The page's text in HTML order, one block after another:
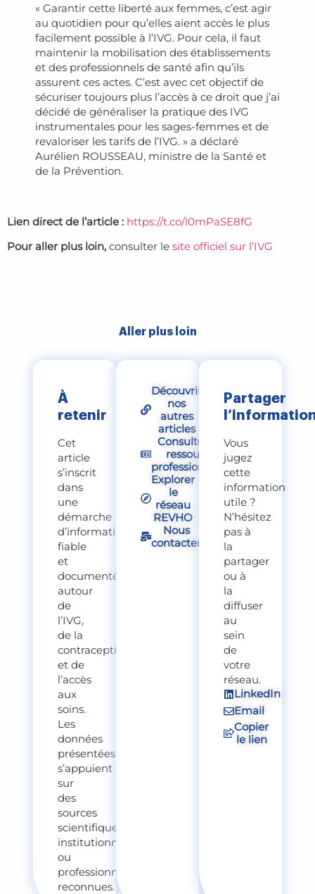
« Garantir cette liberté aux femmes, c’est agir
au quotidien pour qu’elles aient accès le plus
facilement possible à l’IVG. Pour cela, il faut
maintenir la mobilisation des établissements
et des professionnels de santé afin qu’ils
assurent ces actes. C’est avec cet objectif de
sécuriser toujours plus l’accès à ce droit que j’ai
décidé de généraliser la pratique des IVG
instrumentales pour les sages-femmes et de
revaloriser les tarifs de l’IVG. » a déclaré
Aurélien ROUSSEAU, ministre de la Santé et
de la Prévention.
Lien direct de l’article : https://t.co/l0mPaSE8fG
Pour aller plus loin, consulter le site officiel sur l’IVG
Aller plus loin
À
retenir
Cet
article
s’inscrit
dans
une
démarche
d’information
fiable
et
documentée
autour
de
l’IVG,
de la
contraception
et de
l’accès
aux
soins.
Les
données
présentées
s’appuient
sur
des
sources
scientifiques,
institutionnelles
ou
professionnelles
reconnues.
Découvrir
nos
autres
articles
Consulter nos
ressources
professionnelles
Explorer
le
réseau
REVHO
Nous
contacter
Partager
Vous
jugez
cette
information
utile ?
N’hésitez
pas à
la
partager
ou à
la
diffuser
au
sein
de
votre
réseau.
LinkedIn
Email
Copier
le lien